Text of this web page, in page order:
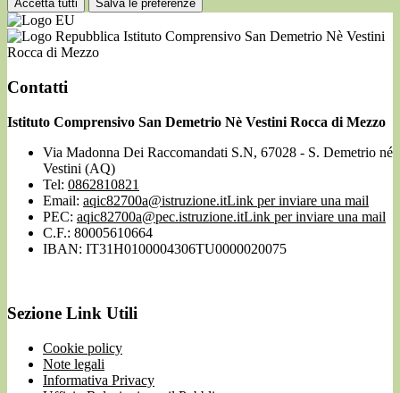
Accetta tutti Salva le preferenze
Istituto Comprensivo San Demetrio Nè Vestini
Rocca di Mezzo
Contatti
Istituto Comprensivo San Demetrio Nè Vestini Rocca di Mezzo
Via Madonna Dei Raccomandati S.N, 67028 - S. Demetrio né
Vestini (AQ)
Tel: 0862810821
Email: aqic82700a@istruzione.itLink per inviare una mail
PEC: aqic82700a@pec.istruzione.itLink per inviare una mail
C.F.: 80005610664
IBAN: IT31H0100004306TU0000020075
Sezione Link Utili
Cookie policy
Note legali
Informativa Privacy